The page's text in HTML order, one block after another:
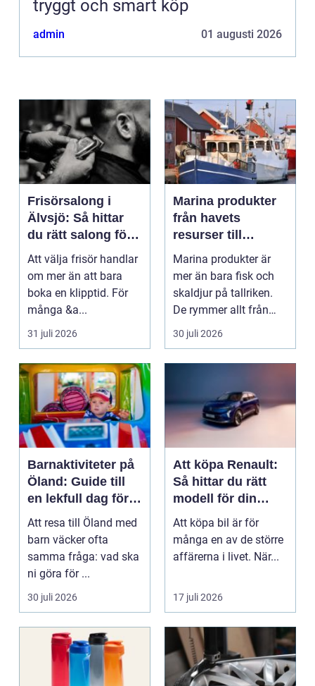
tryggt och smart köp
admin 01 augusti 2026
Frisörsalong i
Älvsjö: Så hittar
du rätt salong för
din stil och vardag
Att välja frisör handlar
om mer än att bara
boka en klipptid. För
många &a...
31 juli 2026
Marina produkter
från havets
resurser till
hållbara
upplevelser
Marina produkter är
mer än bara fisk och
skaldjur på tallriken.
De rymmer allt från
mat och hälsa ti...
30 juli 2026
Barnaktiviteter på
Öland: Guide till
en lekfull dag för
hela familjen
Att resa till Öland med
barn väcker ofta
samma fråga: vad ska
ni göra för ...
30 juli 2026
Att köpa Renault:
Så hittar du rätt
modell för din
vardag
Att köpa bil är för
många en av de större
affärerna i livet. När...
17 juli 2026